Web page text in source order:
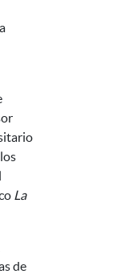
La
de